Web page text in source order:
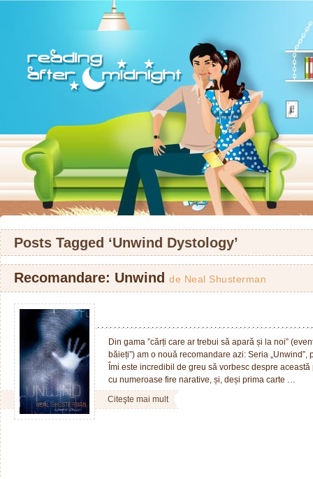
Posts Tagged ‘Unwind Dystology’
Recomandare: Unwind de Neal Shusterman
Din gama ”cărți care ar trebui să apară și la noi”
băieți”) am o nouă recomandare azi: Seria
Îmi este incredibil de greu să vorbesc despre
cu numeroase fire narative, și, deși prima carte …
Citeşte mai mult